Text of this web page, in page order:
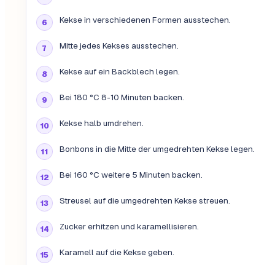
Kekse in verschiedenen Formen ausstechen.
Mitte jedes Kekses ausstechen.
Kekse auf ein Backblech legen.
Bei 180 °C 8-10 Minuten backen.
Kekse halb umdrehen.
Bonbons in die Mitte der umgedrehten Kekse legen.
Bei 160 °C weitere 5 Minuten backen.
Streusel auf die umgedrehten Kekse streuen.
Zucker erhitzen und karamellisieren.
Karamell auf die Kekse geben.